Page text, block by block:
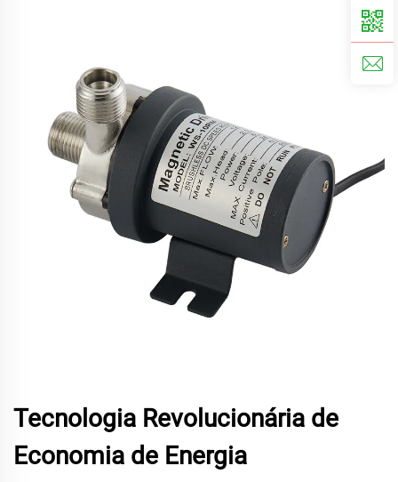
Tecnologia Revolucionária de
Economia de Energia